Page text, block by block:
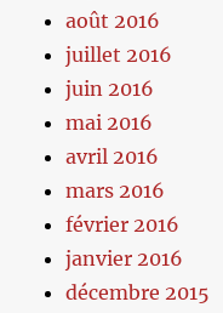
août 2016
juillet 2016
juin 2016
mai 2016
avril 2016
mars 2016
février 2016
janvier 2016
décembre 2015